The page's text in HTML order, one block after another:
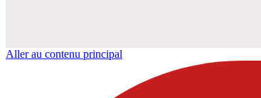
Aller au contenu principal